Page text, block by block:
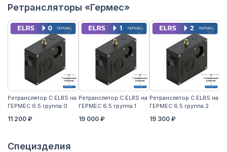
Ретрансляторы «Гермес»
Ретранслятор С ELRS на
ГЕРМЕС 6.5 группа 0
11 200 ₽
Ретранслятор С ELRS на
ГЕРМЕС 6.5 группа 1
19 000 ₽
Ретранслятор С ELRS на
ГЕРМЕС 6.5 группа 2
19 300 ₽
Специзделия